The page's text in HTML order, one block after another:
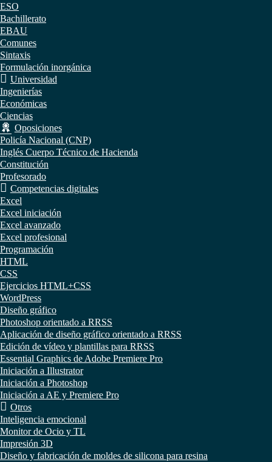
ESO
Bachillerato
EBAU
Comunes
Sintaxis
Formulación inorgánica
Universidad
Ingenierías
Económicas
Ciencias
Oposiciones
Policía Nacional (CNP)
Inglés Cuerpo Técnico de Hacienda
Constitución
Profesorado
Competencias digitales
Excel
Excel iniciación
Excel avanzado
Excel profesional
Programación
HTML
CSS
Ejercicios HTML+CSS
WordPress
Diseño gráfico
Photoshop orientado a RRSS
Aplicación de diseño gráfico orientado a RRSS
Edición de vídeo y plantillas para RRSS
Essential Graphics de Adobe Premiere Pro
Iniciación a Illustrator
Iniciación a Photoshop
Iniciación a AE y Premiere Pro
Otros
Inteligencia emocional
Monitor de Ocio y TL
Impresión 3D
Diseño y fabricación de moldes de silicona para resina